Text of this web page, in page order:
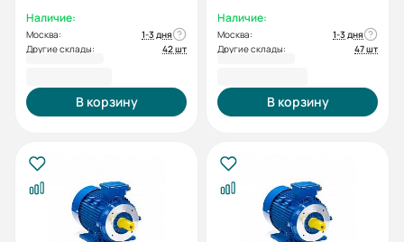
Наличие:
Москва:
1-3 дня
Другие склады:
42 шт
В корзину
Наличие:
Москва:
1-3 дня
Другие склады:
47 шт
В корзину